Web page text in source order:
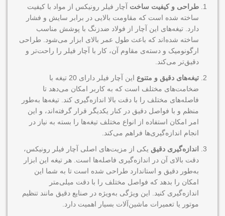
طراحی و کیفیت ساخت آچار فیلر رونیکس از مواد با کیفیت
ساخته شده است که مقاومت بالایی در برابر سایش و فشار
دارد. تیغه‌های این آچار از فولاد ضدزنگ با پوشش مناسب
ساخته شده‌اند که باعث طول عمر بالای ابزار می‌شود. طراحی
ارگونومیک و دسته‌ی مقاوم آن، کار با آچار فیلر را راحت‌تر و
دقیق‌تر می‌کند.
تیغه‌های دقیق و متنوع
این آچار فیلر دارای 20 تیغه با
ضخامت‌های مختلف است که به کاربر امکان می‌دهد تا
فاصله‌های مختلف را با دقت بالا اندازه‌گیری کند. تیغه‌ها به‌طور
منظم و با فواصل دقیق در کنار یکدیگر قرار گرفته‌اند، و این
امر امکان استفاده از انواع مختلف تیغه‌ها را بسته به نیاز در
انجام اندازه‌گیری‌ها فراهم می‌کند.
اندازه‌گیری دقیق یکی از مزیت‌های اصلی آچار فیلر رونیکس،
دقت بالای آن در اندازه‌گیری فاصله‌ها است. هر تیغه این ابزار
به‌طور دقیق و استاندارد طراحی شده است تا به شما این
امکان را بدهد که فواصل مختلف را با دقت میلی‌متر
اندازه‌گیری کنید. این ویژگی به‌ویژه در صنایع دقیق مانند تنظیم
موتور یا تعمیرات ماشین‌آلات بسیار اهمیت دارد.